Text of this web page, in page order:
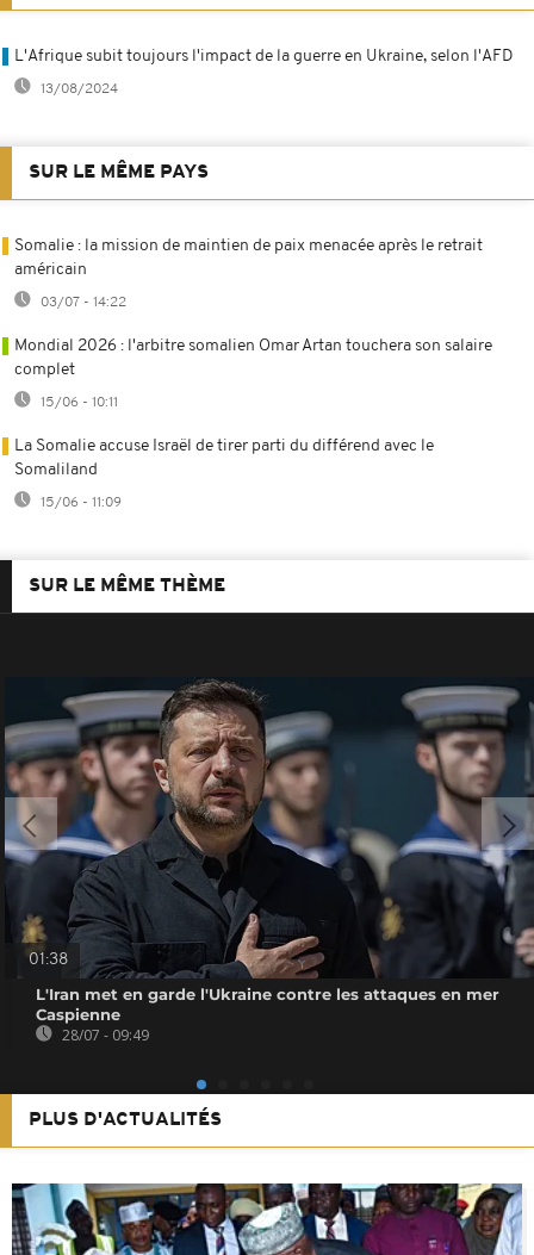
L'Afrique subit toujours l'impact de la guerre en Ukraine, selon l'AFD
13/08/2024
SUR LE MÊME PAYS
Somalie : la mission de maintien de paix menacée après le retrait
américain
03/07 - 14:22
Mondial 2026 : l'arbitre somalien Omar Artan touchera son salaire
complet
15/06 - 10:11
La Somalie accuse Israël de tirer parti du différend avec le
Somaliland
15/06 - 11:09
SUR LE MÊME THÈME
01:38
L'Iran met en garde l'Ukraine contre les attaques en mer
Caspienne
28/07 - 09:49
PLUS D'ACTUALITÉS